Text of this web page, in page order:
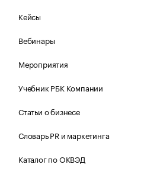
Кейсы
Вебинары
Мероприятия
Учебник РБК Компании
Статьи о бизнесе
Словарь PR и маркетинга
Каталог по ОКВЭД